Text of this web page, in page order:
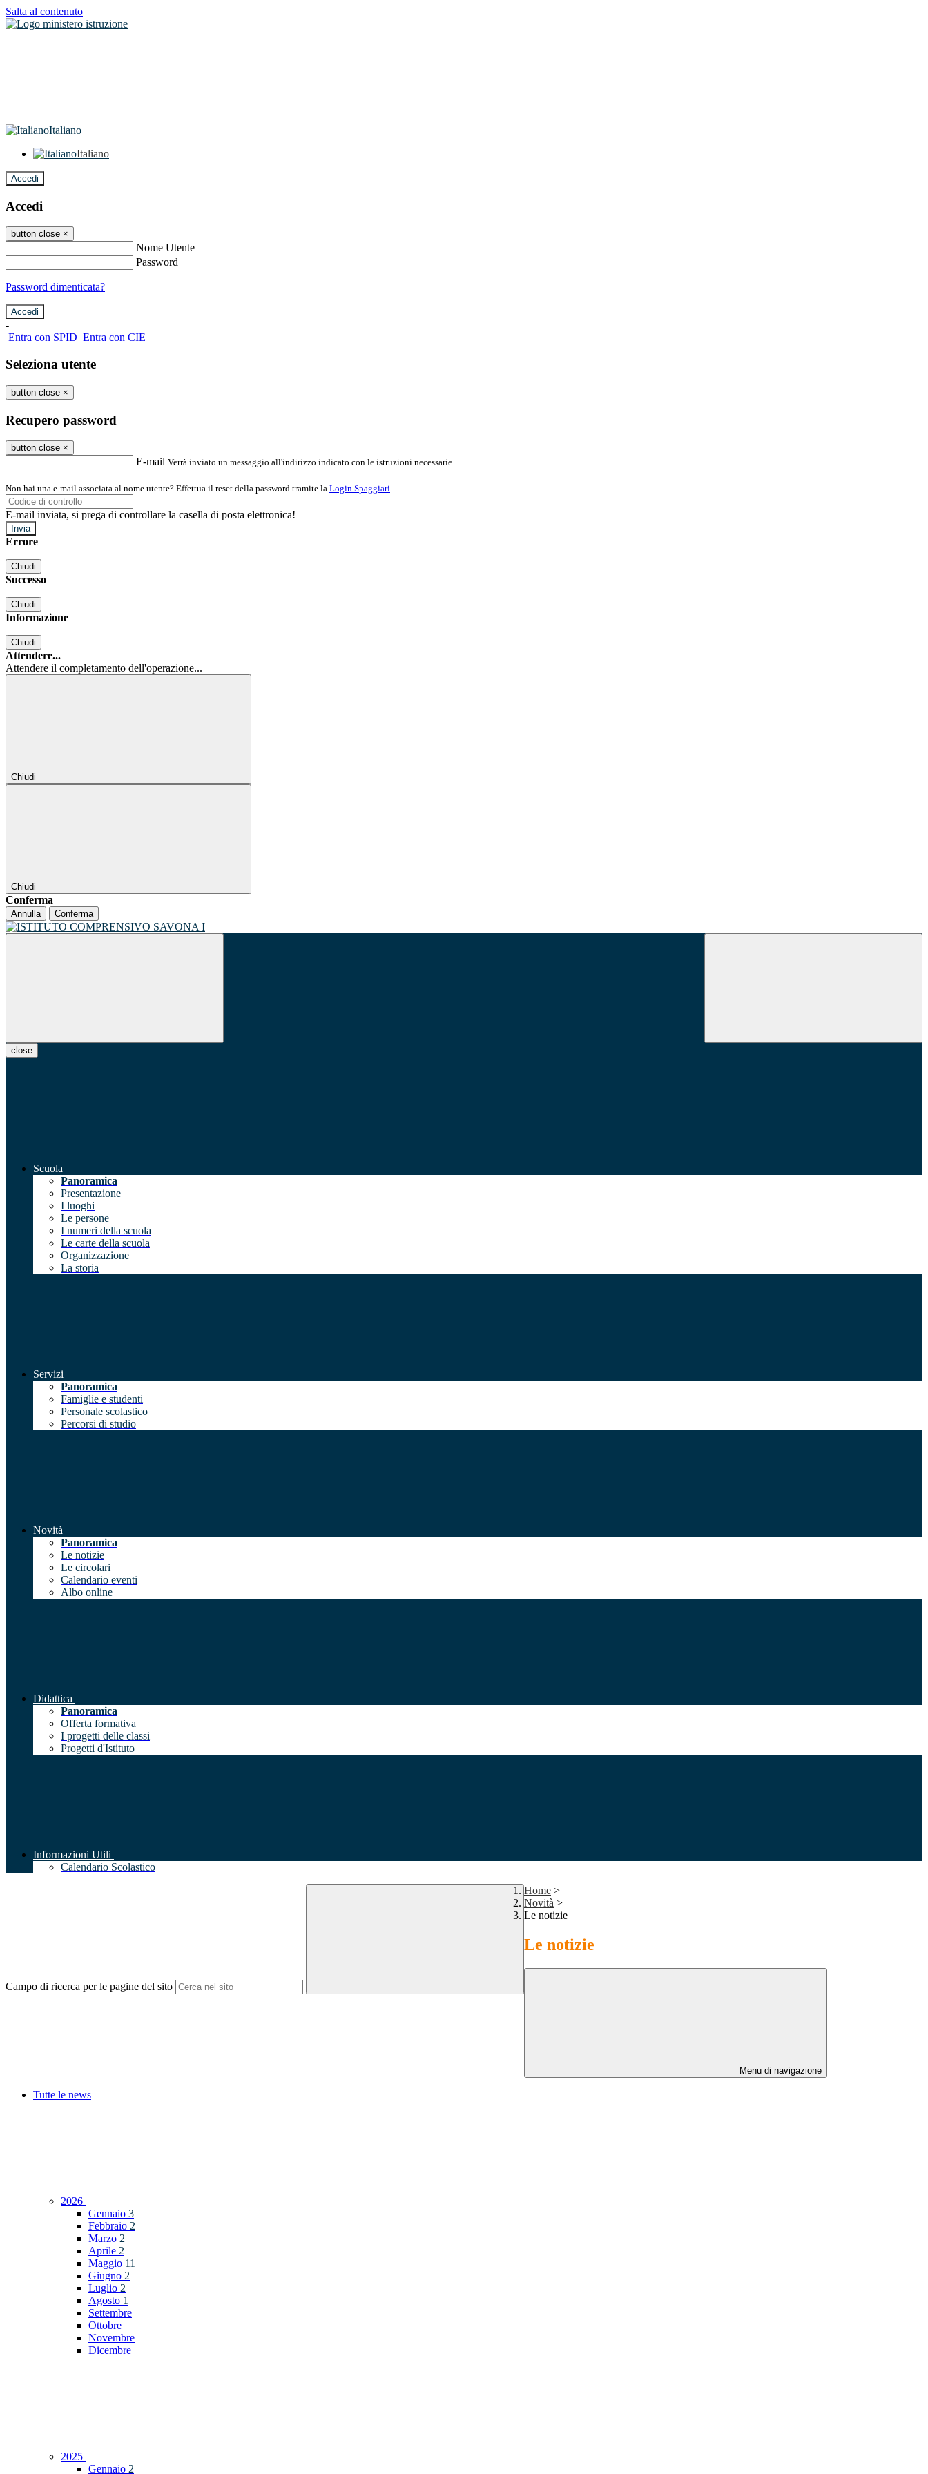
Salta al contenuto
Italiano
Italiano
Accedi
Accedi
button close ×
Nome Utente
Password
Password dimenticata?
-
Entra con SPID Entra con CIE
Seleziona utente
button close ×
Recupero password
button close ×
E-mail Verrà inviato un messaggio all'indirizzo indicato con le istruzioni necessarie.
Non hai una e-mail associata al nome utente? Effettua il reset della password tramite la Login Spaggiari
E-mail inviata, si prega di controllare la casella di posta elettronica!
Errore
Chiudi
Successo
Chiudi
Informazione
Chiudi
Attendere...
Attendere il completamento dell'operazione...
Chiudi
Chiudi
Conferma
Annulla Conferma
close
Scuola
Panoramica
Presentazione
I luoghi
Le persone
I numeri della scuola
Le carte della scuola
Organizzazione
La storia
Servizi
Panoramica
Famiglie e studenti
Personale scolastico
Percorsi di studio
Novità
Panoramica
Le notizie
Le circolari
Calendario eventi
Albo online
Didattica
Panoramica
Offerta formativa
I progetti delle classi
Progetti d'Istituto
Informazioni Utili
Calendario Scolastico
Campo di ricerca per le pagine del sito
Home >
Novità >
Le notizie
Le notizie
Menu di navigazione
Tutte le news
2026
Gennaio 3
Febbraio 2
Marzo 2
Aprile 2
Maggio 11
Giugno 2
Luglio 2
Agosto 1
Settembre
Ottobre
Novembre
Dicembre
2025
Gennaio 2